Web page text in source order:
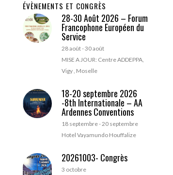
ÉVÈNEMENTS ET CONGRÈS
28-30 Août 2026 – Forum
Francophone Européen du
Service
28 août-30 août
MISE A JOUR: Centre ADDEPPA,
Vigy , Moselle
18-20 septembre 2026
-8th Internationale – AA
Ardennes Conventions
18 septembre-20 septembre
Hotel Vayamundo Houffalize
20261003- Congrès
3 octobre